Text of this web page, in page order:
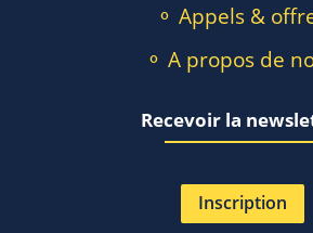
⚬ Appels &
⚬ A propos de
Recevoir la
Inscription